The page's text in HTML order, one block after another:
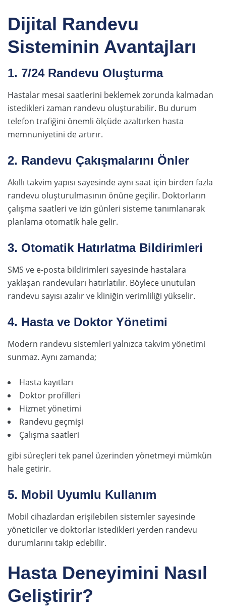
Dijital Randevu
Sisteminin Avantajları
1. 7/24 Randevu Oluşturma
Hastalar mesai saatlerini beklemek zorunda kalmadan
istedikleri zaman randevu oluşturabilir. Bu durum
telefon trafiğini önemli ölçüde azaltırken hasta
memnuniyetini de artırır.
2. Randevu Çakışmalarını Önler
Akıllı takvim yapısı sayesinde aynı saat için birden fazla
randevu oluşturulmasının önüne geçilir. Doktorların
çalışma saatleri ve izin günleri sisteme tanımlanarak
planlama otomatik hale gelir.
3. Otomatik Hatırlatma Bildirimleri
SMS ve e-posta bildirimleri sayesinde hastalara
yaklaşan randevuları hatırlatılır. Böylece unutulan
randevu sayısı azalır ve kliniğin verimliliği yükselir.
4. Hasta ve Doktor Yönetimi
Modern randevu sistemleri yalnızca takvim yönetimi
sunmaz. Aynı zamanda;
Hasta kayıtları
Doktor profilleri
Hizmet yönetimi
Randevu geçmişi
Çalışma saatleri
gibi süreçleri tek panel üzerinden yönetmeyi mümkün
hale getirir.
5. Mobil Uyumlu Kullanım
Mobil cihazlardan erişilebilen sistemler sayesinde
yöneticiler ve doktorlar istedikleri yerden randevu
durumlarını takip edebilir.
Hasta Deneyimini Nasıl
Geliştirir?